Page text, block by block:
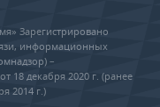
Зарегистрировано
информационных
–
18 декабря 2020 г. (ранее
2014 г.)